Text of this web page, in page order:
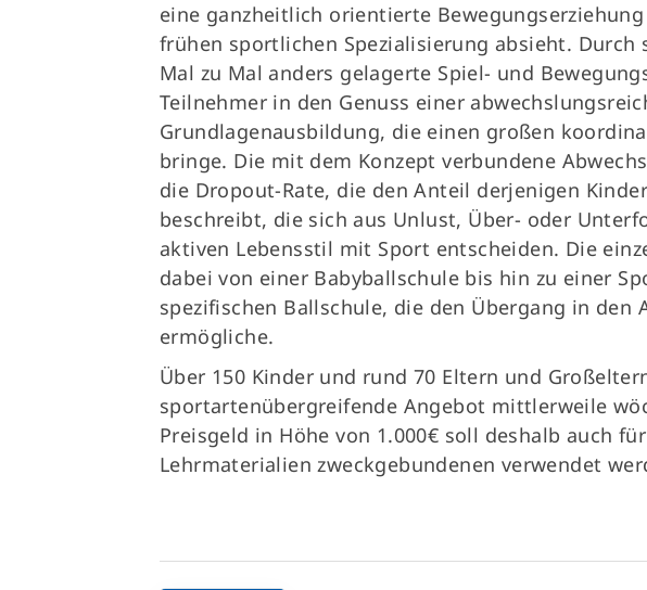
eine ganzheitlich orientierte
frühen sportlichen Spezialisierung absieht. Durch
Mal zu Mal anders gelagerte Spiel- und
Teilnehmer in den Genuss einer
Grundlagenausbildung, die einen großen
bringe. Die mit dem Konzept verbundene
die Dropout-Rate, die den Anteil derjenigen
beschreibt, die sich aus Unlust, Über- oder
aktiven Lebensstil mit Sport entscheiden. Die
dabei von einer Babyballschule bis hin zu einer
spezifischen Ballschule, die den Übergang in den
ermögliche.
Über 150 Kinder und rund 70 Eltern und
sportartenübergreifende Angebot mittlerweile
Preisgeld in Höhe von 1.000€ soll deshalb auch
Lehrmaterialien zweckgebundenen verwendet